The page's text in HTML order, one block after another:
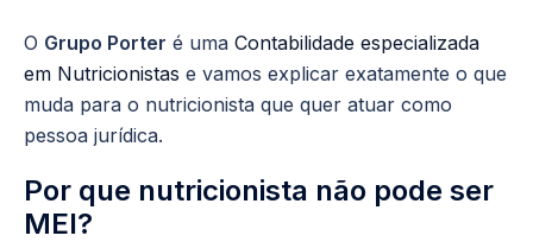
O Grupo Porter é uma Contabilidade especializada
em Nutricionistas e vamos explicar exatamente o que
muda para o nutricionista que quer atuar como
pessoa jurídica.
Por que nutricionista não pode ser
MEI?